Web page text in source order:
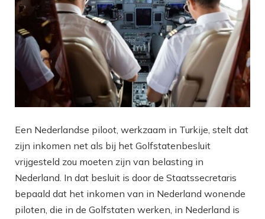
Een Nederlandse piloot, werkzaam in Turkije, stelt dat
zijn inkomen net als bij het Golfstatenbesluit
vrijgesteld zou moeten zijn van belasting in
Nederland. In dat besluit is door de Staatssecretaris
bepaald dat het inkomen van in Nederland wonende
piloten, die in de Golfstaten werken, in Nederland is